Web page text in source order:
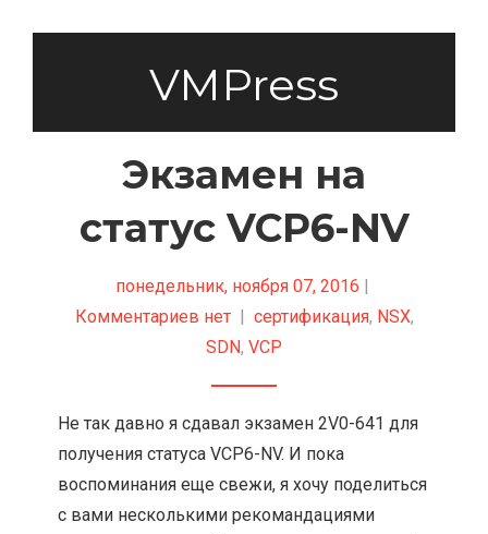
VMPress
Экзамен на
статус VCP6-NV
понедельник, ноября 07, 2016 |
Комментариев нет | сертификация, NSX,
SDN, VCP
Не так давно я сдавал экзамен 2V0-641 для
получения статуса VCP6-NV. И пока
воспоминания еще свежи, я хочу поделиться
с вами несколькими рекомандациями